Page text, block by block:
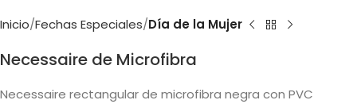
Inicio Fechas Especiales Día de la Mujer
Necessaire de Microfibra
Necessaire rectangular de microfibra negra con PVC